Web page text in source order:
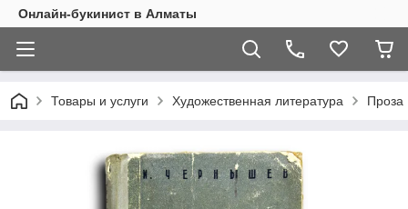
Онлайн-букинист в Алматы
Товары и услуги Художественная литература Проза